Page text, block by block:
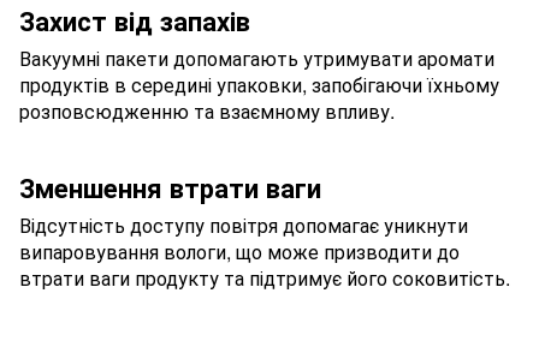
Захист від запахів
Вакуумні пакети допомагають утримувати аромати
продуктів в середині упаковки, запобігаючи їхньому
розповсюдженню та взаємному впливу.
Зменшення втрати ваги
Відсутність доступу повітря допомагає уникнути
випаровування вологи, що може призводити до
втрати ваги продукту та підтримує його соковитість.